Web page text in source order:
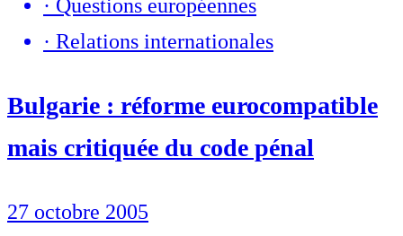
· Questions européennes
· Relations internationales
Bulgarie : réforme eurocompatible
mais critiquée du code pénal
27 octobre 2005